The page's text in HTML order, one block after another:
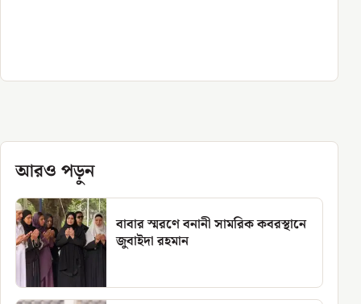
আরও পড়ুন
বাবার স্মরণে বনানী সামরিক কবরস্থানে
জুবাইদা রহমান